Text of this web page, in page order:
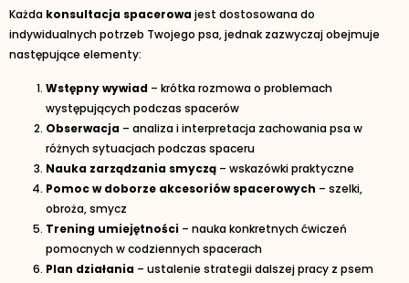
Każda konsultacja spacerowajest dostosowana do
indywidualnych potrzeb Twojego psa, jednak zazwyczaj obejmuje
następujące elementy:
Wstępny wywiad – krótka rozmowa o problemach
występujących podczas spacerów
Obserwacja – analiza i interpretacja zachowania psa w
różnych sytuacjach podczas spaceru
Nauka zarządzania smyczą – wskazówki praktyczne
Pomoc w doborze akcesoriów spacerowych – szelki,
obroża, smycz
Trening umiejętności – nauka konkretnych ćwiczeń
pomocnych w codziennych spacerach
Plan działania – ustalenie strategii dalszej pracy z psem